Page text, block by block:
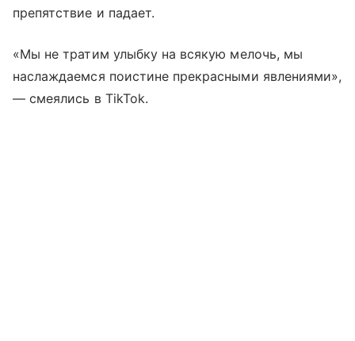
препятствие и падает.
«Мы не тратим улыбку на всякую мелочь, мы
наслаждаемся поистине прекрасными явлениями»,
— смеялись в TikTok.